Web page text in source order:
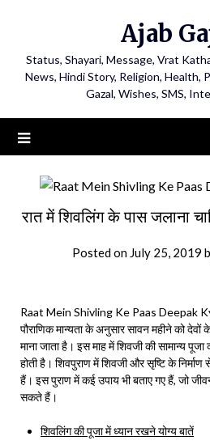
Ajab
Status, Shayari, Message, Vrat
News, Hindi Story, Religion, Health,
Gazal, Wishes, SMS,
रात में शिवलिंग के पास जलाना
Posted on July 25, 2019
Raat Mein Shivling Ke Paas Deepak
पौराणिक मान्यता के अनुसार सावन महीने को
माना जाता है। इस माह में शिवजी की सामान्य पूजा
होती है। शिवपुराण में शिवजी और सृष्टि के
हैं। इस पुराण में कई उपाय भी बताए गए हैं, जो
सकते हैं।
शिवलिंग की पूजा में ध्यान रखने योग्य बातें